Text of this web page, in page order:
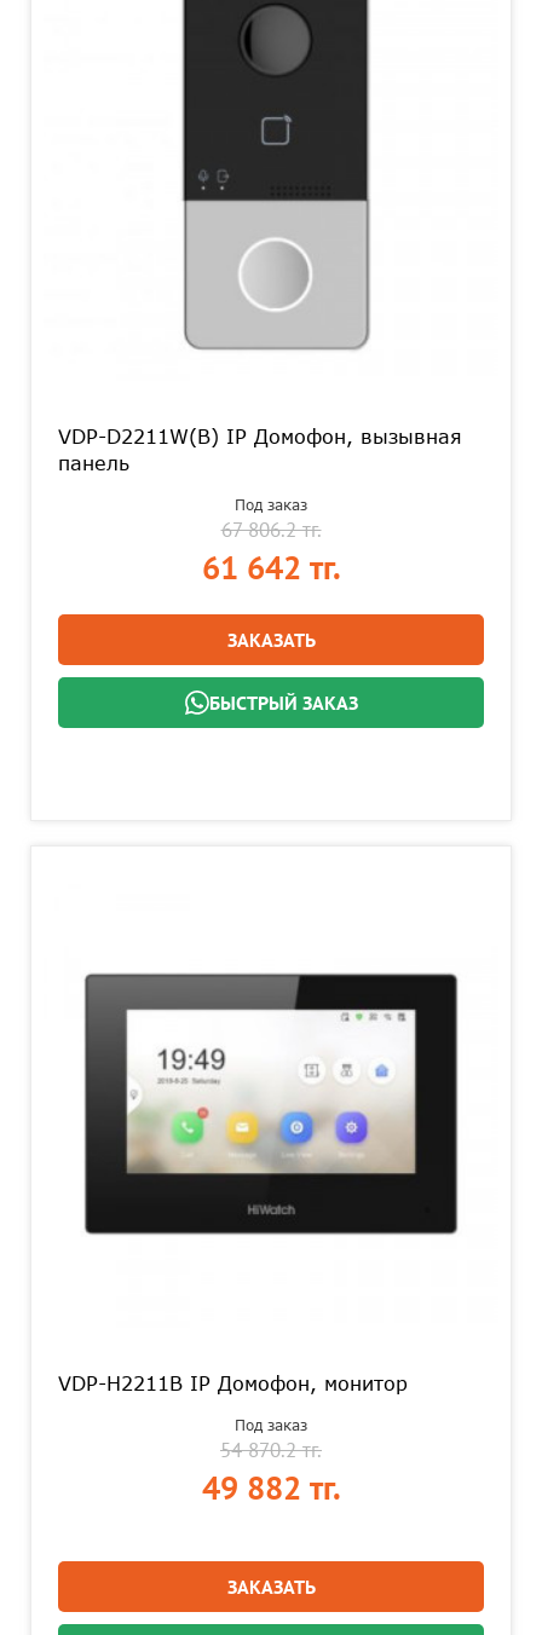
VDP-D2211W(B) IP Домофон, вызывная
панель
Под заказ
67 806.2 тг.
61 642 тг.
ЗАКАЗАТЬ
БЫСТРЫЙ ЗАКАЗ
VDP-H2211B IP Домофон, монитор
Под заказ
54 870.2 тг.
49 882 тг.
ЗАКАЗАТЬ